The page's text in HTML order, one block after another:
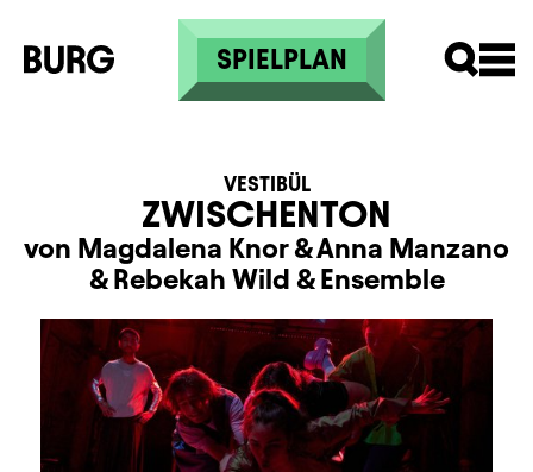
Direkt zum Inhalt
SPIELPLAN
ZWISCHENTON
VESTIBÜL
von Magdalena Knor&Anna Manzano
&Rebekah Wild &Ensemble